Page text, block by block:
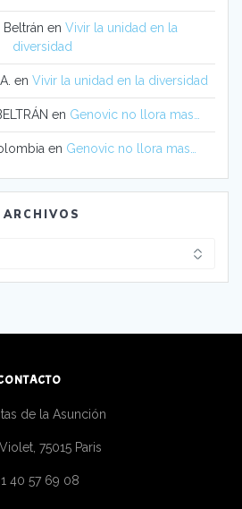
en Vivir la unidad en la
diversidad
en Vivir la unidad en la diversidad
en Genovic no llora mas…
en Genovic no llora mas…
ARCHIVOS
de la Asunción
75015 Paris
1 40 57 69 08